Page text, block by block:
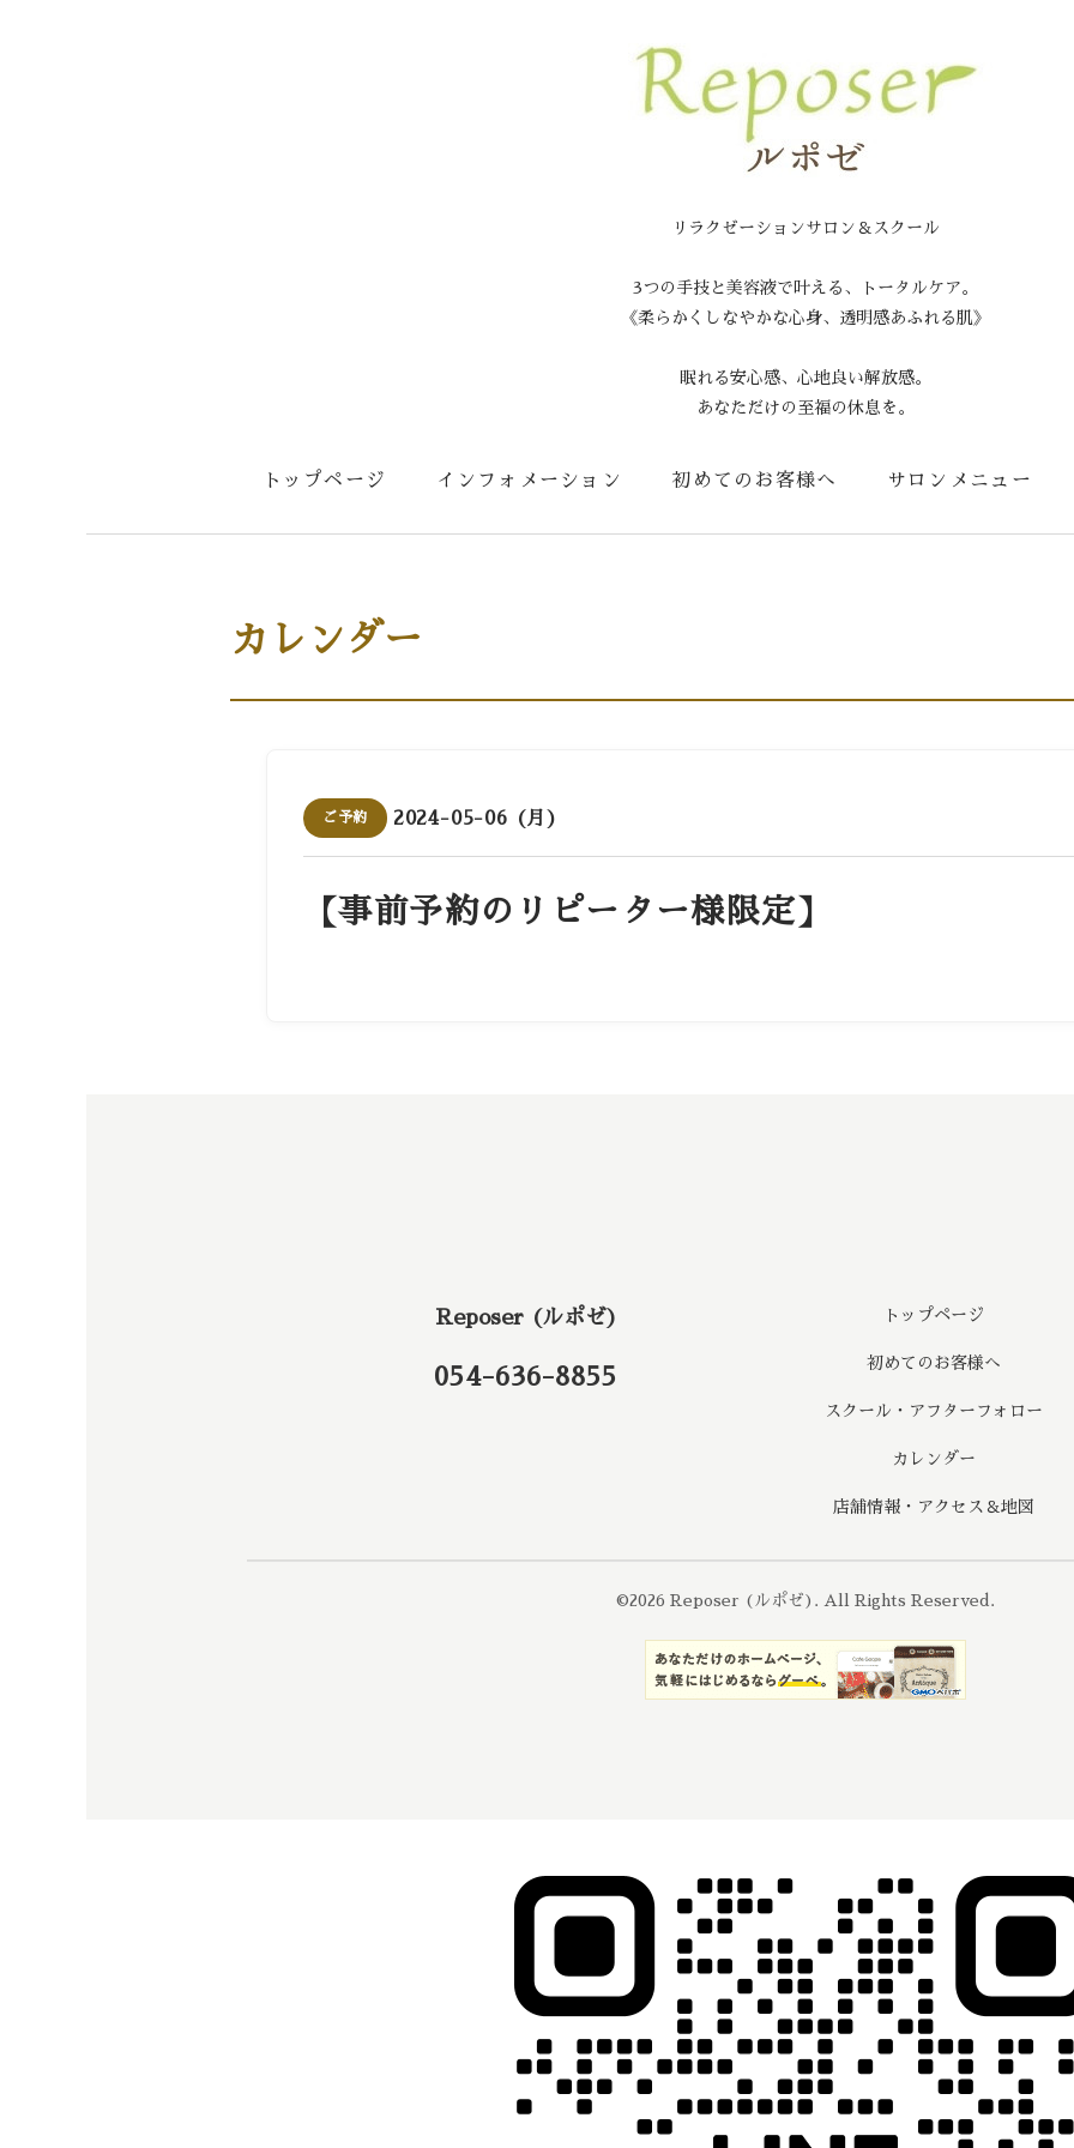
リラクゼーションサロン＆スクール
3つの手技と美容液で叶える、トータルケア。
《柔らかくしなやかな心身、透明感あふれる肌》
眠れる安心感、心地良い解放感。
あなただけの至福の休息を。
トップページ インフォメーション 初めてのお客様へ サロンメニュー
カレンダー
ご予約 2024-05-06 (月)
【事前予約のリピーター様限定】
Reposer (ルポゼ)
054-636-8855
トップページ
初めてのお客様へ
スクール・アフターフォロー
カレンダー
店舗情報・アクセス＆地図
©2026 Reposer (ルポゼ) . All Rights Reserved.